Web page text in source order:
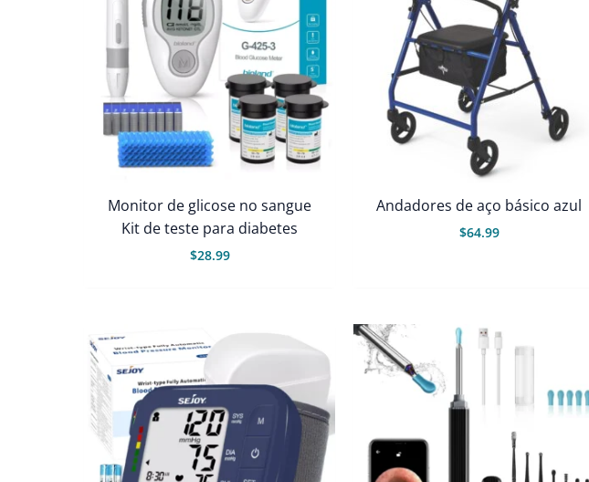
Monitor de glicose no sangue
Kit de teste para diabetes
$28.99
Andadores de aço básico azul
$64.99